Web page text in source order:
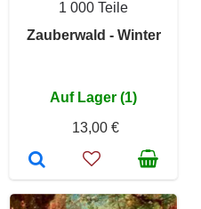
1 000 Teile
Zauberwald - Winter
Auf Lager (1)
13,00 €